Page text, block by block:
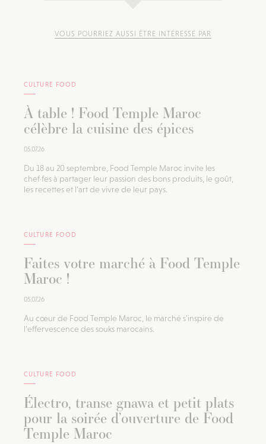
VOUS POURRIEZ AUSSI ÊTRE INTÉRESSÉ PAR
CULTURE FOOD
À table ! Food Temple Maroc
célèbre la cuisine des épices
05.07.26
Du 18 au 20 septembre, Food Temple Maroc invite les
chef·fes à partager leur passion des bons produits, le goût,
les recettes et l’art de vivre de leur pays.
CULTURE FOOD
Faites votre marché à Food Temple
Maroc !
05.07.26
Au cœur de Food Temple Maroc, le marché s’inspire de
l’effervescence des souks marocains.
CULTURE FOOD
Électro, transe gnawa et petit plats
pour la soirée d’ouverture de Food
Temple Maroc